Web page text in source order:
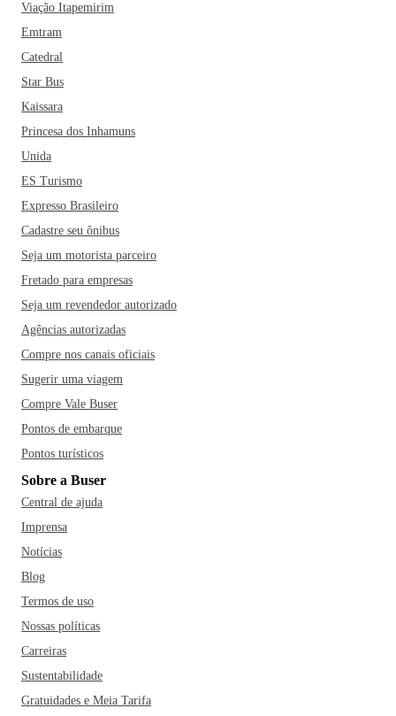
Viação Itapemirim
Emtram
Catedral
Star Bus
Kaissara
Princesa dos Inhamuns
Unida
ES Turismo
Expresso Brasileiro
Cadastre seu ônibus
Seja um motorista parceiro
Fretado para empresas
Seja um revendedor autorizado
Agências autorizadas
Compre nos canais oficiais
Sugerir uma viagem
Compre Vale Buser
Pontos de embarque
Pontos turísticos
Sobre a Buser
Central de ajuda
Imprensa
Notícias
Blog
Termos de uso
Nossas políticas
Carreiras
Sustentabilidade
Gratuidades e Meia Tarifa